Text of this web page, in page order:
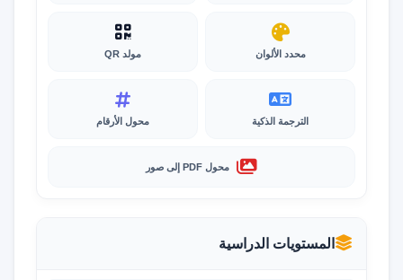
محدد الألوان مولد QR
الترجمة الذكية محول الأرقام
محول PDF إلى صور
المستويات الدراسية